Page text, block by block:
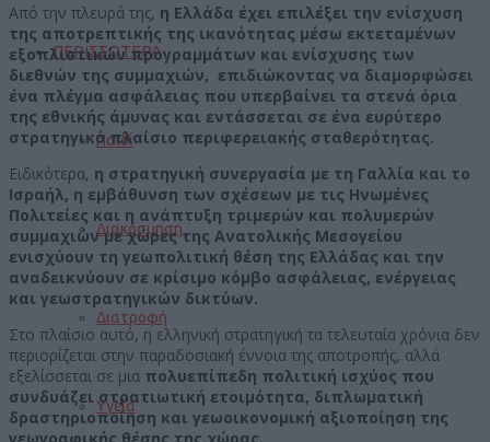
ΠΕΡΙΣΣΟΤΕΡΑ
Παιδί
Διακόσμηση
Διατροφή
Υγεία
Από την πλευρά της, η Ελλάδα έχει επιλέξει την ενίσχυση
της αποτρεπτικής της ικανότητας μέσω εκτεταμένων
εξοπλιστικών προγραμμάτων και ενίσχυσης των
διεθνών της συμμαχιών, επιδιώκοντας να διαμορφώσει
ένα πλέγμα ασφάλειας που υπερβαίνει τα στενά όρια
της εθνικής άμυνας και εντάσσεται σε ένα ευρύτερο
στρατηγικό πλαίσιο περιφερειακής σταθερότητας.
Ειδικότερα, η στρατηγική συνεργασία με τη Γαλλία και το
Ισραήλ, η εμβάθυνση των σχέσεων με τις Ηνωμένες
Πολιτείες και η ανάπτυξη τριμερών και πολυμερών
συμμαχιών με χώρες της Ανατολικής Μεσογείου
ενισχύουν τη γεωπολιτική θέση της Ελλάδας και την
αναδεικνύουν σε κρίσιμο κόμβο ασφάλειας, ενέργειας
και γεωστρατηγικών δικτύων.
Στο πλαίσιο αυτό, η ελληνική στρατηγική τα τελευταία χρόνια δεν
περιορίζεται στην παραδοσιακή έννοια της αποτροπής, αλλά
εξελίσσεται σε μια πολυεπίπεδη πολιτική ισχύος που
συνδυάζει στρατιωτική ετοιμότητα, διπλωματική
δραστηριοποίηση και γεωοικονομική αξιοποίηση της
γεωγραφικής θέσης της χώρας.